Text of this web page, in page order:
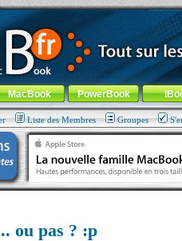
nomade !
général-Aller au menu de
MacBook PowerBook
Liste des Membres Groupes
ou pas ? :p